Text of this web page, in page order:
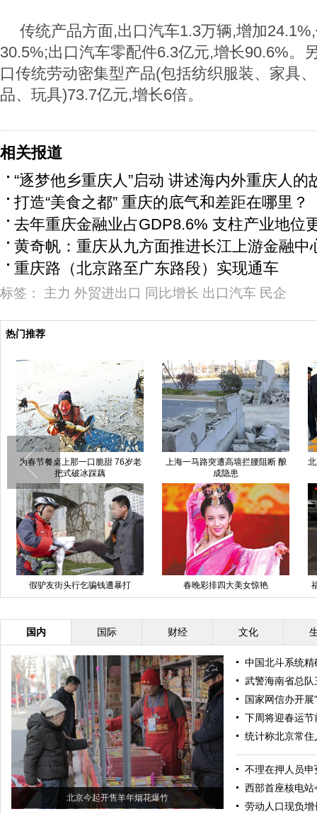
传统产品方面,出口汽车1.3万辆,增加
30.5%;出口汽车零配件6.3亿元,增长90.6%。
口传统劳动密集型产品(包括纺织服装、家具
品、玩具)73.7亿元,增长6倍。
相关报道
“逐梦他乡重庆人”启动 讲述海内外重庆人的
打造“美食之都” 重庆的底气和差距在哪里？
去年重庆金融业占GDP8.6% 支柱产业地位
黄奇帆：重庆从九方面推进长江上游金融中
重庆路（北京路至广东路段）实现通车
标签： 主力 外贸进出口 同比增长 出口汽车 民企
热门推荐
为春节餐桌上那一口脆甜 76岁老
把式破冰踩藕
上海一马路突遭高墙拦腰阻断 酿
成隐患
假驴友街头行乞骗钱遭暴打 春晚彩排四大美女惊艳
国内 国际 财经 文化
北京今起开售羊年烟花爆竹
中国北斗系统
武警海南省总
国家网信办开
下周将迎春运
统计称北京常
不理在押人员
西部首座核电
劳动人口现负